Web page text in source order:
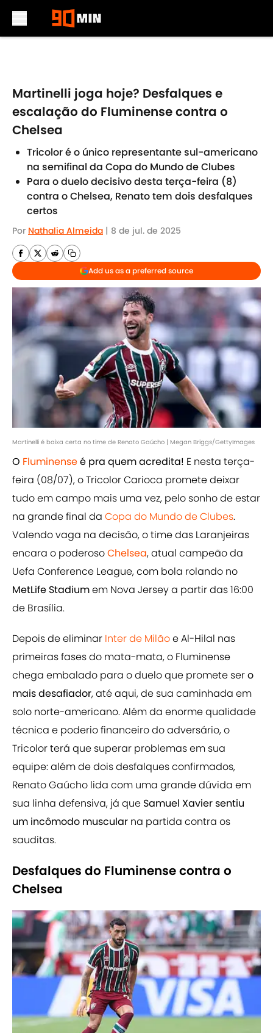
Martinelli joga hoje? Desfalques e
escalação do Fluminense contra o
Chelsea
Tricolor é o único representante sul-americano
na semifinal da Copa do Mundo de Clubes
Para o duelo decisivo desta terça-feira (8)
contra o Chelsea, Renato tem dois desfalques
certos
Por Nathalia Almeida | 8 de jul. de 2025
Add us as a preferred source
Martinelli é baixa certa no time de Renato Gaúcho | Megan Briggs/GettyImages
O Fluminenseé pra quem acredita! E nesta terça-
feira (08/07), o Tricolor Carioca promete deixar
tudo em campo mais uma vez, pelo sonho de estar
na grande final da Copa do Mundo de Clubes.
Valendo vaga na decisão, o time das Laranjeiras
encara o poderosoChelsea, atual campeão da
Uefa Conference League, com bola rolando no
MetLife Stadiumem Nova Jersey a partir das 16:00
de Brasília.
Depois de eliminar Inter de Milãoe Al-Hilal nas
primeiras fases do mata-mata, o Fluminense
chega embalado para o duelo que promete sero
mais desafiador, até aqui, de sua caminhada em
solo norte-americano. Além da enorme qualidade
técnica e poderio financeiro do adversário, o
Tricolor terá que superar problemas em sua
equipe: além de dois desfalques confirmados,
Renato Gaúcho lida com uma grande dúvida em
sua linha defensiva, já que Samuel Xavier sentiu
um incômodo muscular na partida contra os
sauditas.
Desfalques do Fluminense contra o
Chelsea